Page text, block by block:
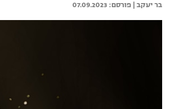
בר יעקב | 07.09.2023